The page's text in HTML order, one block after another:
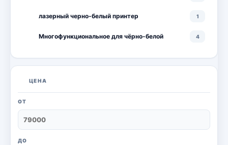
лазерный черно-белый принтер 1
Многофункциональное для чёрно-белой 4
Многофункциональные лазерные принтеры 18
принтеры
Моноблоки
ЦЕНА
ОТ
ДО